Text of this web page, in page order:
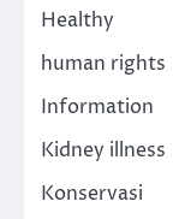
Healthy
human rights
Information
Kidney illness
Konservasi